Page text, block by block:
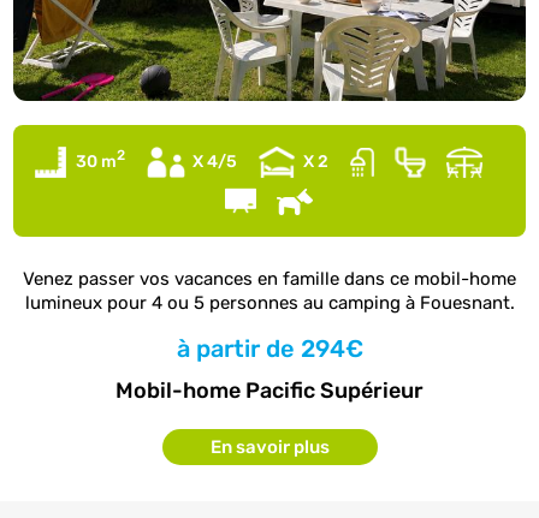
30 m2 X 4/5 X 2
Venez passer vos vacances en famille dans ce mobil-home
lumineux pour 4 ou 5 personnes au camping à Fouesnant.
à partir de 294€
Mobil-home Pacific Supérieur
En savoir plus